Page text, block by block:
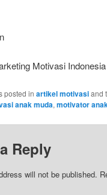
Motivasi Indonesia
posted in artikel motivasiand
anak muda, motivator
Reply
will not be published.